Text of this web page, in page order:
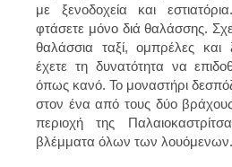
με ξενοδοχεία και
φτάσετε μόνο διά θαλάσσης.
θαλάσσια ταξί, ομπρέλες
έχετε τη δυνατότητα να
όπως κανό. Το μοναστήρι
στον ένα από τους δύο
περιοχή της
βλέμματα όλων των λουόμενων.